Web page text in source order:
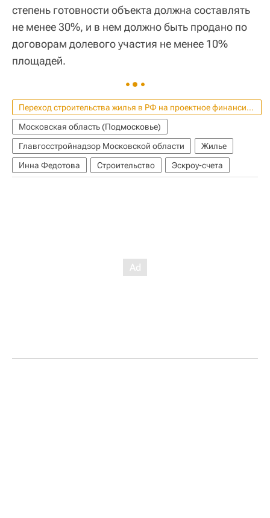
степень готовности объекта должна составлять
не менее 30%, и в нем должно быть продано по
договорам долевого участия не менее 10%
площадей.
Переход строительства жилья в РФ на проектное финансирование
Московская область (Подмосковье)
Главгосстройнадзор Московской области
Жилье
Инна Федотова
Строительство Эскроу-счета